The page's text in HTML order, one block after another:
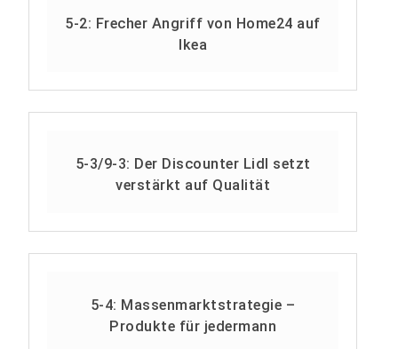
5-2: Frecher Angriff von Home24 auf
Ikea
5-3/9-3: Der Discounter Lidl setzt
verstärkt auf Qualität
5-4: Massenmarktstrategie –
Produkte für jedermann